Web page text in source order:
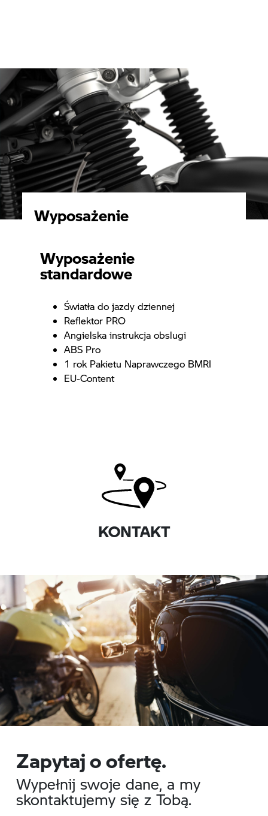
Wyposażenie
Wyposażenie
standardowe
Światła do jazdy dziennej
Reflektor PRO
Angielska instrukcja obslugi
ABS Pro
1 rok Pakietu Naprawczego BMRI
EU-Content
KONTAKT
Zapytaj o ofertę.
Wypełnij swoje dane, a my
skontaktujemy się z Tobą.